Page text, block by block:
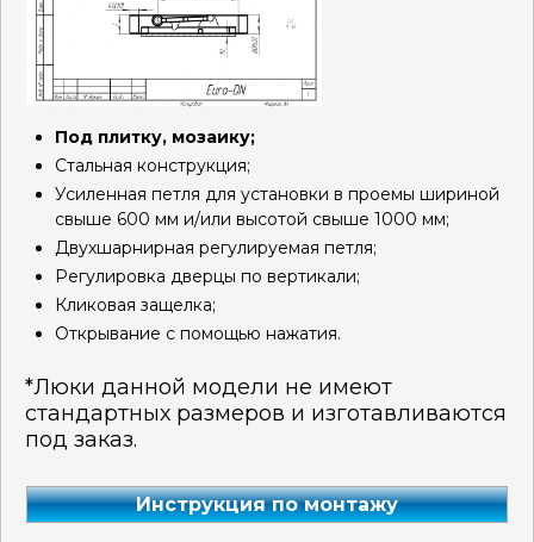
Под плитку, мозаику;
Стальная конструкция;
Усиленная петля для установки в проемы шириной
свыше 600 мм и/или высотой свыше 1000 мм;
Двухшарнирная регулируемая петля;
Регулировка дверцы по вертикали;
Кликовая защелка;
Открывание с помощью нажатия.
*Люки данной модели не имеют
стандартных размеров и изготавливаются
под заказ.
Инструкция по монтажу